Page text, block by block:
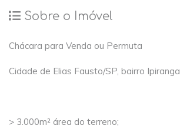
Sobre o Imóvel
Chácara para Venda ou Permuta
Cidade de Elias Fausto/SP, bairro Ipiranga
> 3.000m² área do terreno;